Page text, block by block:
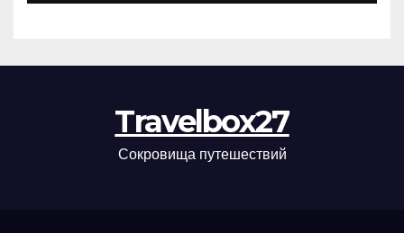
Travelbox27
Сокровища путешествий